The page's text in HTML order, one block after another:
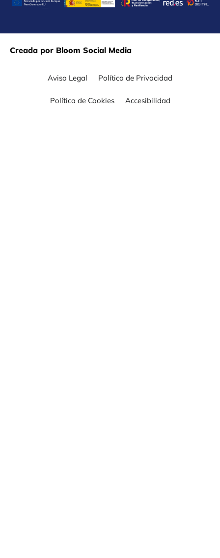
Creada por Bloom Social Media
Aviso Legal Política de Privacidad
Política de Cookies Accesibilidad